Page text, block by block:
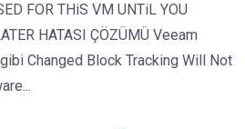
FOR THiS VM UNTiL YOU
HATASI ÇÖZÜMÜ Veeam
Changed Block Tracking Will Not